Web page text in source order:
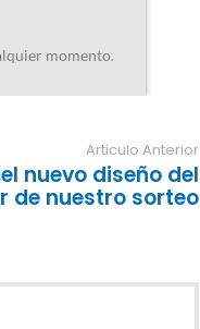
Articulo Anterior
nuevo diseño del
de nuestro sorteo